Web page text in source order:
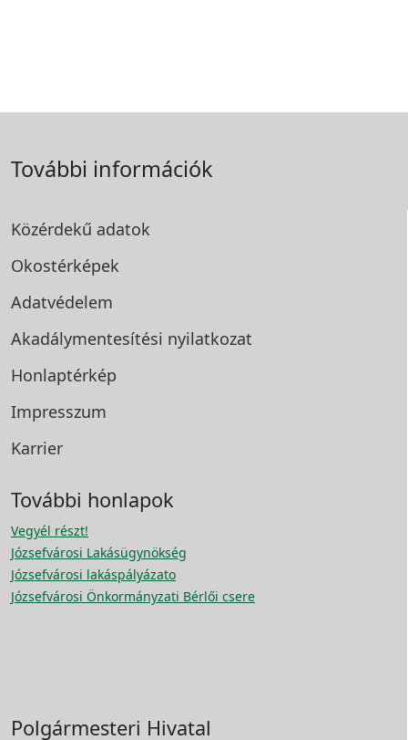
További információk
Közérdekű adatok
Okostérképek
Adatvédelem
Akadálymentesítési nyilatkozat
Honlaptérkép
Impresszum
Karrier
További honlapok
Vegyél részt!
Józsefvárosi Lakásügynökség
Józsefvárosi lakáspályázato
Józsefvárosi Önkormányzati Bérlői csere
Polgármesteri Hivatal